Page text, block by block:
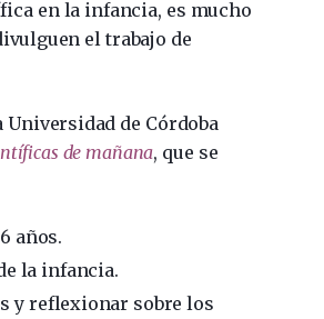
en la infancia, es mucho
el trabajo de
Universidad de Córdoba
de mañana, que se
años.
la infancia.
y reflexionar sobre los